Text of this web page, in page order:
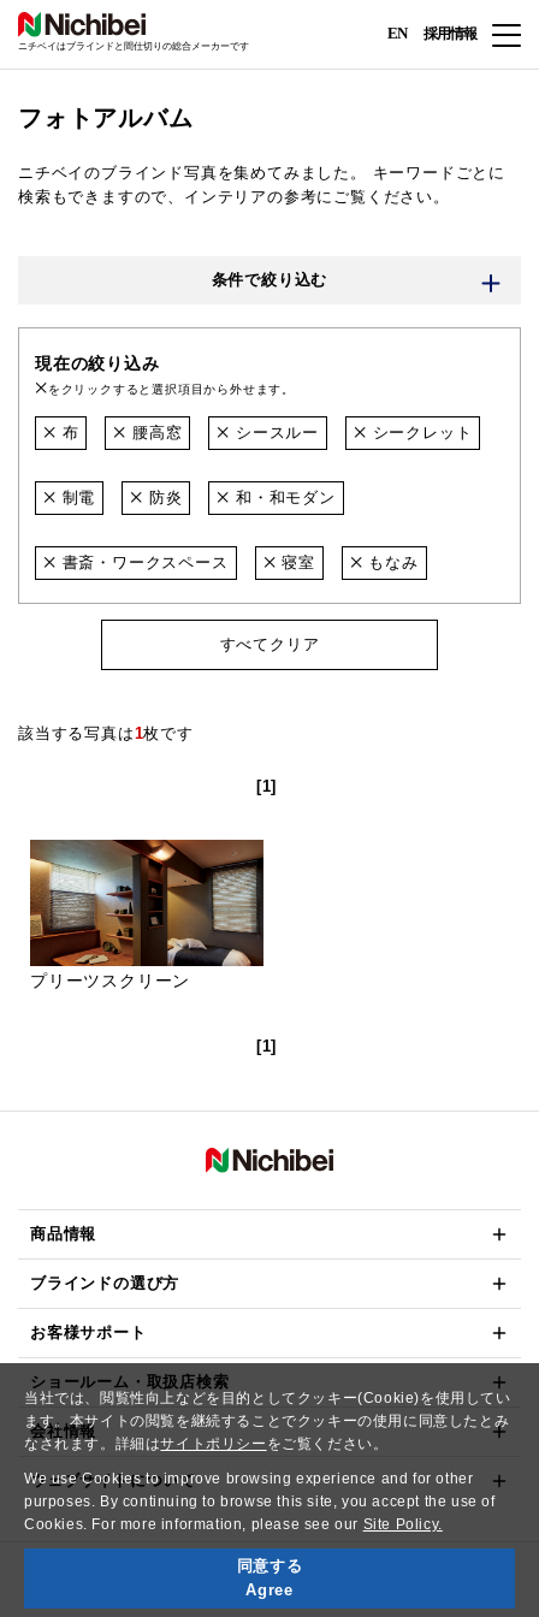
当社では、閲覧性向上などを目的としてクッキー(Cookie)を使用してい
ます。本サイトの閲覧を継続することでクッキーの使用に同意したとみ
なされます。詳細はサイトポリシー をご覧ください。
We use Cookies to improve browsing experience and for other
purposes. By continuing to browse this site, you accept the use of
Cookies. For more information, please see our Site Policy.
同意する
Agree
ニチベイはブラインドと間仕切りの総合メーカーです
EN 採用情報
フォトアルバム
ニチベイのブラインド写真を集めてみました。
キーワードごとに
検索もできますので、インテリアの参考にご覧ください。
条件で絞り込む
現在の絞り込み
をクリックすると選択項目から外せます。
布 腰高窓 シースルー シークレット
制電 防炎 和・和モダン
書斎・ワークスペース 寝室 もなみ
すべてクリア
該当する写真は1枚です
[1]
プリーツスクリーン
[1]
商品情報
ブラインドの選び方
お客様サポート
ショールーム・取扱店検索
会社情報
ウェブサイトについて
Copyright© NICHIBEI CO.,LTD. All Rights Reserved.